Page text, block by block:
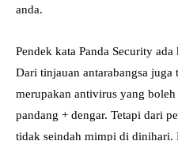
anda.
Pendek kata Panda Security
Dari tinjauan antarabangsa
merupakan antivirus yang
pandang + dengar. Tetapi dari
tidak seindah mimpi di dinihari.